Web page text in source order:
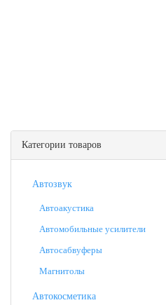
Категории товаров
Автозвук
Автоакустика
Автомобильные усилители
Автосабвуферы
Магнитолы
Автокосметика